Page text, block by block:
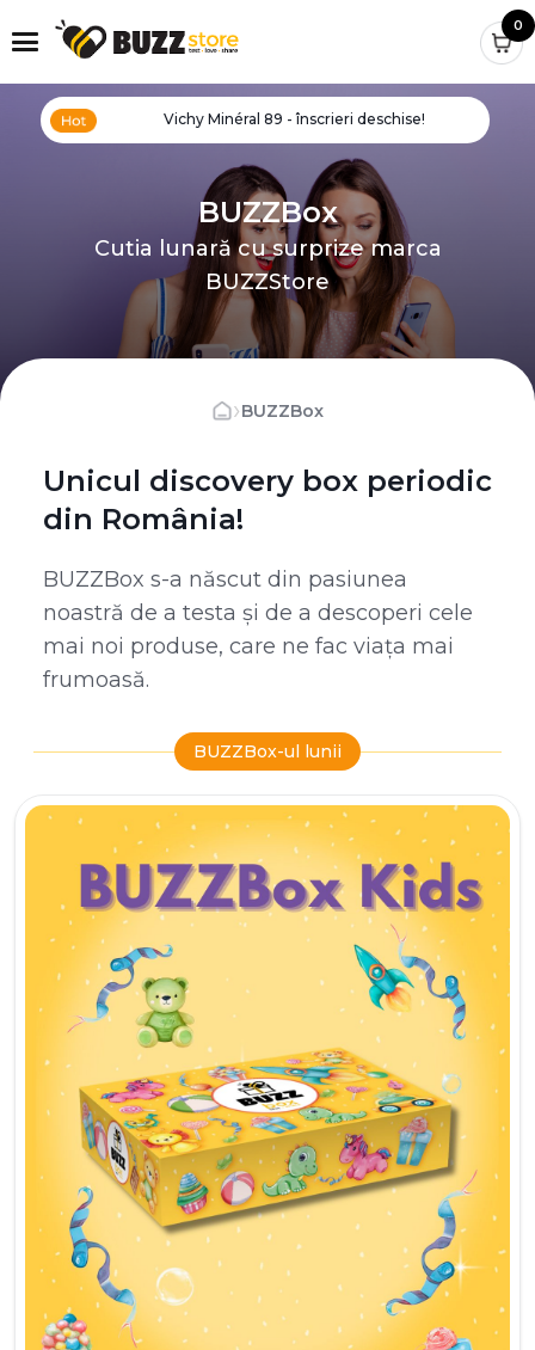
0
Vichy Minéral 89 - înscrieri deschise!
BUZZBox
Cutia lunară cu surprize marca
BUZZStore
›BUZZBox
Unicul discovery box periodic
din România!
BUZZBox s-a născut din pasiunea
noastră de a testa și de a descoperi cele
mai noi produse, care ne fac viața mai
frumoasă.
BUZZBox-ul lunii